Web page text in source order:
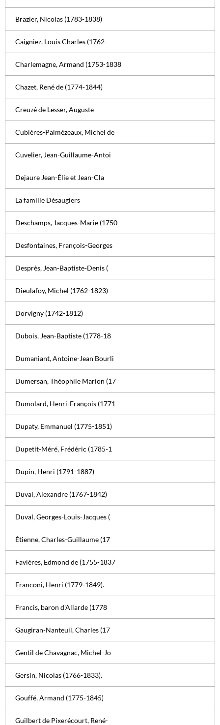
Brazier, Nicolas (1783-1838)
Caigniez, Louis Charles (1762-
Charlemagne, Armand (1753-1838
Chazet, René de (1774-1844)
Creuzé de Lesser, Auguste
Cubières-Palmézeaux, Michel de
Cuvelier, Jean-Guillaume-Antoi
Dejaure Jean-Élie et Jean-Cla
La famille Désaugiers
Deschamps, Jacques-Marie (1750
Desfontaines, François-Georges
Desprès, Jean-Baptiste-Denis (
Dieulafoy, Michel (1762-1823)
Dorvigny (1742-1812)
Dubois, Jean-Baptiste (1778-18
Dumaniant, Antoine-Jean Bourli
Dumersan, Théophile Marion (17
Dumolard, Henri-François (1771
Dupaty, Emmanuel (1775-1851)
Dupetit-Méré, Frédéric (1785-1
Dupin, Henri (1791-1887)
Duval, Alexandre (1767-1842)
Duval, Georges-Louis-Jacques (
Étienne, Charles-Guillaume (17
Favières, Edmond de (1755-1837
Franconi, Henri (1779-1849).
Francis, baron d'Allarde (1778
Gaugiran-Nanteuil, Charles (17
Gentil de Chavagnac, Michel-Jo
Gersin, Nicolas (1766-1833).
Gouffé, Armand (1775-1845)
Guilbert de Pixerécourt, René-